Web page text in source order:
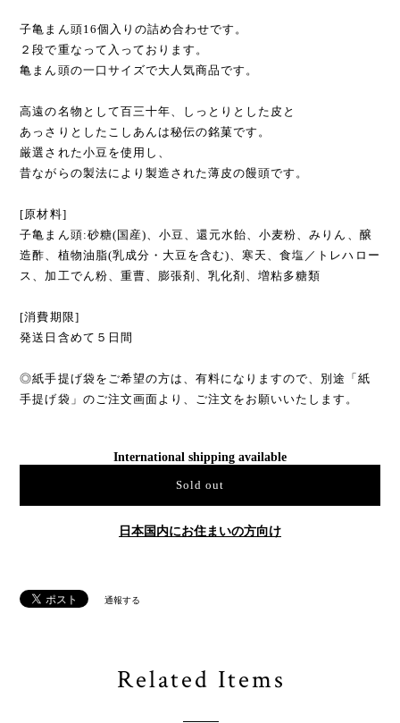
子亀まん頭16個入りの詰め合わせです。
２段で重なって入っております。
亀まん頭の一口サイズで大人気商品です。
高遠の名物として百三十年、しっとりとした皮と
あっさりとしたこしあんは秘伝の銘菓です。
厳選された小豆を使用し、
昔ながらの製法により製造された薄皮の饅頭です。
[原材料]
子亀まん頭:砂糖(国産)、小豆、還元水飴、小麦粉、みりん、醸
造酢、植物油脂(乳成分・大豆を含む)、寒天、食塩／トレハロー
ス、加工でん粉、重曹、膨張剤、乳化剤、増粘多糖類
[消費期限]
発送日含めて５日間
◎紙手提げ袋をご希望の方は、有料になりますので、別途「紙
手提げ袋」のご注文画面より、ご注文をお願いいたします。
International shipping available
Sold out
日本国内にお住まいの方向け
通報する
Related Items